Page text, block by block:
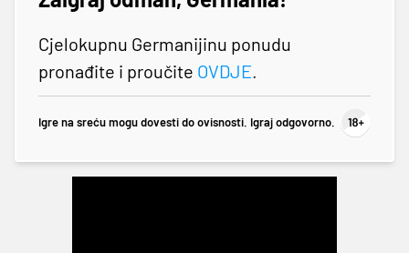
Cjelokupnu Germanijinu ponudu
pronađite i proučite OVDJE.
Igre na sreću mogu dovesti do ovisnosti. Igraj odgovorno.